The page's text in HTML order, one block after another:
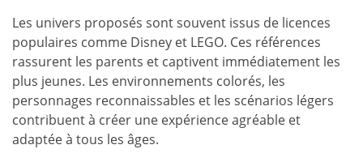
Les univers proposés sont souvent issus de licences
populaires comme Disney et LEGO. Ces références
rassurent les parents et captivent immédiatement les
plus jeunes. Les environnements colorés, les
personnages reconnaissables et les scénarios légers
contribuent à créer une expérience agréable et
adaptée à tous les âges.